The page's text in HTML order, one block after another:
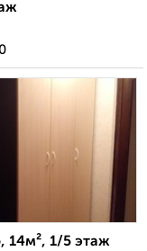
14м², 1/5 этаж